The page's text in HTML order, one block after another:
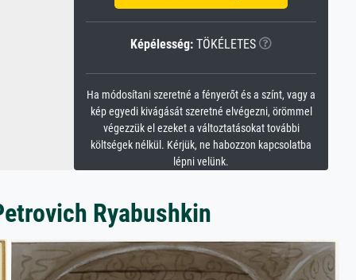
Képélesség: TÖKÉLETES
Ha módosítani szeretné a fényerőt és a színt, vagy a
kép egyedi kivágását szeretné elvégezni, örömmel
végezzük el ezeket a változtatásokat további
költségek nélkül. Kérjük, ne habozzon kapcsolatba
lépni velünk.
Ryabushkin